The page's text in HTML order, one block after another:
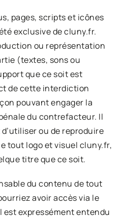
pages, scripts et icônes
exclusive decluny.fr.
ou représentation
(textes, sons ou
que ce soit est
de cette interdiction
pouvant engager la
du contrefacteur. Il
ou de reproduire
tout logo et visuel cluny.fr,
titre que ce soit.
du contenu de tout
avoir accès via le
est expressément entendu